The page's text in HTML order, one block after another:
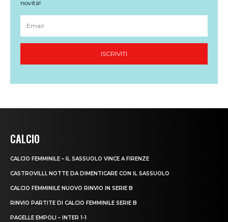
CALCIO
CALCIO FEMMINILE – IL SASSUOLO VINCE A FIRENZE
CASTROVILLI, NOTTE DA DIMENTICARE CON IL SASSUOLO
CALCIO FEMMINILE NUOVO RINVIO IN SERIE B
RINVIO PARTITE DI CALCIO FEMMINILE SERIE B
PAGELLE EMPOLI – INTER 1-1